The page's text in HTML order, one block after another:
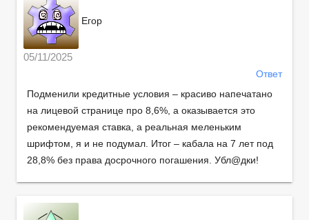
Егор
05/11/2025
Ответ
Подменили кредитные условия – красиво напечатано
на лицевой странице про 8,6%, а оказывается это
рекомендуемая ставка, а реальная меленьким
шрифтом, я и не подумал. Итог – кабала на 7 лет под
28,8% без права досрочного погашения. Убл@дки!